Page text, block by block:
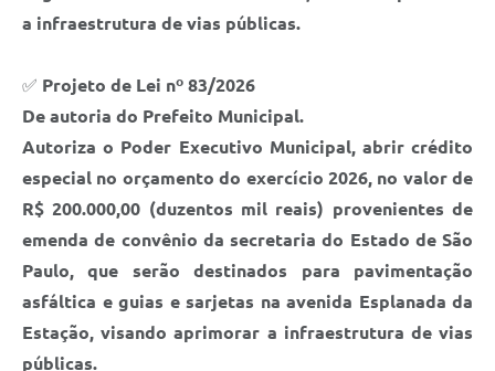
a infraestrutura de vias públicas.
✅ Projeto de Lei nº 83/2026
De autoria do Prefeito Municipal.
Autoriza o Poder Executivo Municipal, abrir crédito
especial no orçamento do exercício 2026, no valor de
R$ 200.000,00 (duzentos mil reais) provenientes de
emenda de convênio da secretaria do Estado de São
Paulo, que serão destinados para pavimentação
asfáltica e guias e sarjetas na avenida Esplanada da
Estação, visando aprimorar a infraestrutura de vias
públicas.